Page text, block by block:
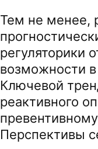
Тем не менее,
регуляторики
возможности
Ключевой
реактивного
Перспективы